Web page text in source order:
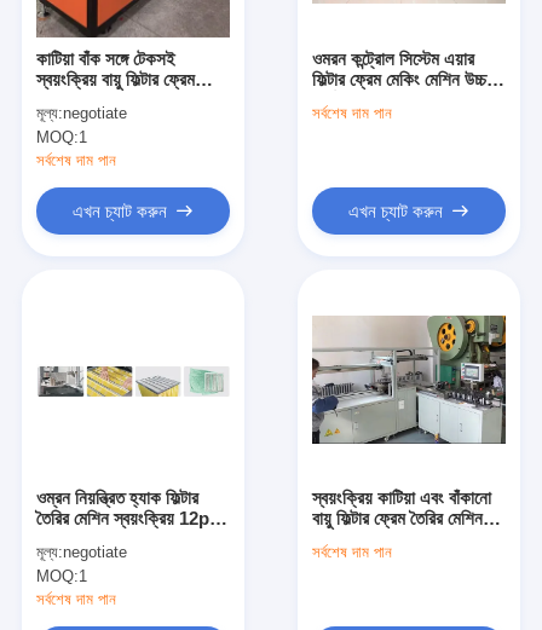
কাটিয়া বাঁক সঙ্গে টেকসই
স্বয়ংক্রিয় বায়ু ফিল্টার ফ্রেম
মূল্য:negotiate
MOQ:1
সর্বশেষ দাম পান
এখন চ্যাট করুন
ওমরন কন্ট্রোল সিস্টেম এয়ার
ফিল্টার ফ্রেম মেকিং মেশিন উচ্চ
সর্বশেষ দাম পান
এখন চ্যাট করুন
ওম্রন নিয়ন্ত্রিত হ্যাক ফিল্টার
তৈরির মেশিন স্বয়ংক্রিয় 12pcs
মূল্য:negotiate
MOQ:1
সর্বশেষ দাম পান
স্বয়ংক্রিয় কাটিয়া এবং বাঁকানো
বায়ু ফিল্টার ফ্রেম তৈরির মেশিন
সর্বশেষ দাম পান